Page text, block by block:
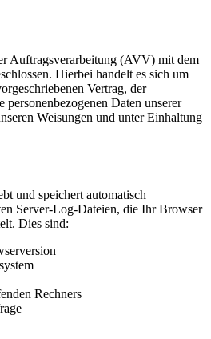
Auftragsverarbeitung (AVV) mit dem
Hierbei handelt es sich um
Vertrag, der
personenbezogenen Daten unserer
Weisungen und unter Einhaltung
und speichert automatisch
Server-Log-Dateien, die Ihr Browser
Dies sind:
Rechners